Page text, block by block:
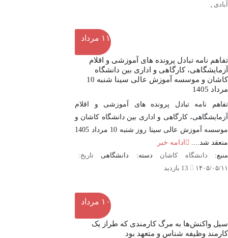
آبادی ,
۱۱ مرداد
تفاهم نامه تبادل پرونده‌ های آموزشی و اقلام
آزمایشگاهی، کارگاهی و اداری بین دانشگاه
کاشان و موسسه آموزش عالی سینا شنبه 10
مرداد 1405
تفاهم نامه تبادل پرونده‌ های آموزشی و اقلام
آزمایشگاهی، کارگاهی و اداری بین دانشگاه کاشان و
موسسه آموزش عالی سینا روز شنبه 10 مرداد 1405
منعقد شد....
ادامه خبر
منبع: دانشگاه کاشان دسته: دانشگاهی تاریخ:
۱۴۰۵/۰۵/۱۱
۱۰ مرداد
سیل واکنش‌ها به مرگ کارمندی که طراز یک
کارمند وظیفه شناس و متعهد بود